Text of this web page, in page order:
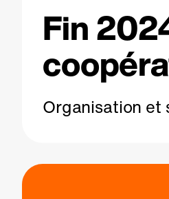
Fin
Organisation et